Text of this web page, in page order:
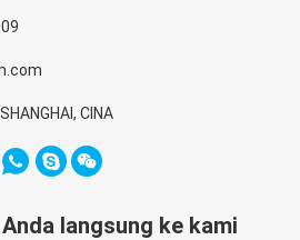
CINA
langsung ke kami